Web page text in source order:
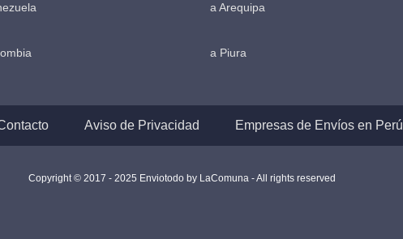
a Arequipa
a Piura
Aviso de Privacidad Empresas de Envíos en Perú
Copyright © 2017 - 2025 Enviotodo by LaComuna- All rights reserved